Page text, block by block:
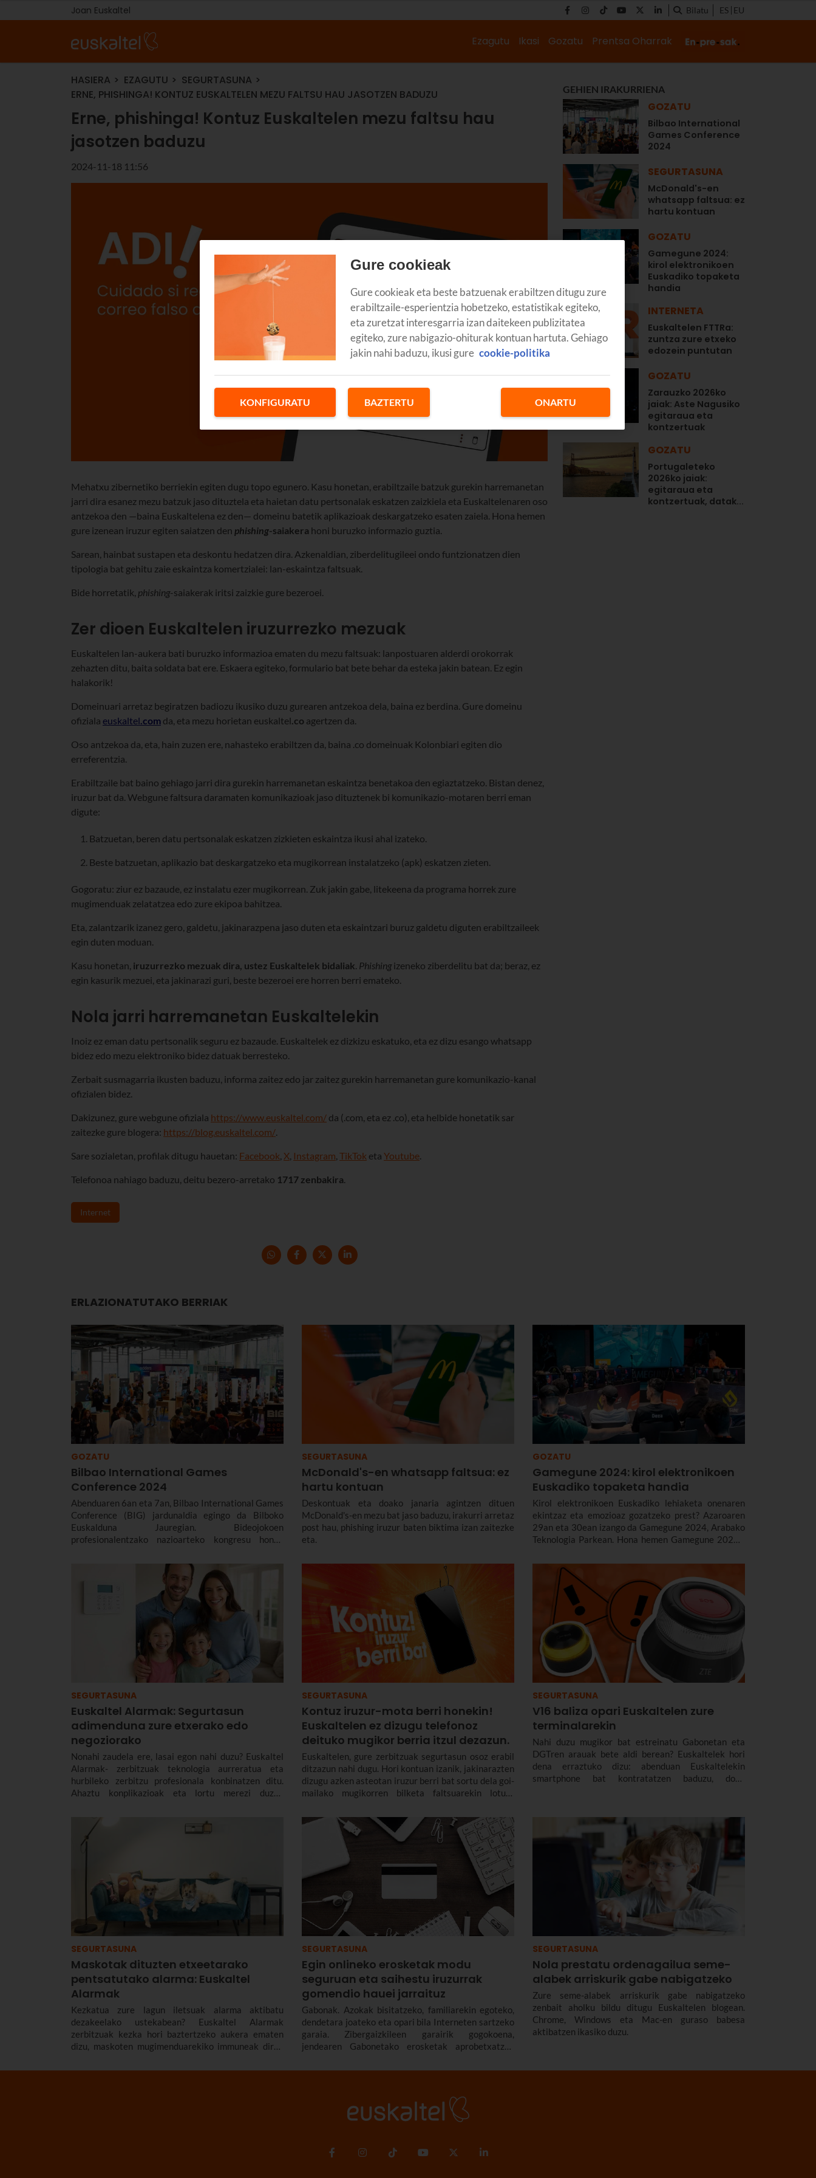
Joan Euskaltel Bilatu ES EU
Ezagutu Ikasi Gozatu Prentsa Oharrak
HASIERA EZAGUTU
SEGURTASUNA
ERNE, PHISHINGA! KONTUZ EUSKALTELEN MEZU FALTSU HAU JASOTZEN BADUZU
Erne, phishinga! Kontuz Euskaltelen mezu faltsu hau
jasotzen baduzu
2024-11-18 11:56
Mehatxu zibernetiko berriekin egiten dugu topo egunero. Kasu honetan, erabiltzaile batzuk gurekin harremanetan
jarri dira esanez mezu batzuk jaso dituztela eta haietan datu pertsonalak eskatzen zaizkiela eta Euskaltelenaren oso
antzekoa den —baina Euskaltelena ez den— domeinu batetik aplikazioak deskargatzeko esaten zaiela. Hona hemen
gure izenean iruzur egiten saiatzen den phishing-saiakera honi buruzko informazio guztia.
Sarean, hainbat sustapen eta deskontu hedatzen dira. Azkenaldian, ziberdelitugileei ondo funtzionatzen dien
tipologia bat gehitu zaie eskaintza komertzialei: lan-eskaintza faltsuak.
Bide horretatik, phishing-saiakerak iritsi zaizkie gure bezeroei.
Zer dioen Euskaltelen iruzurrezko mezuak
Euskaltelen lan-aukera bati buruzko informazioa ematen du mezu faltsuak: lanpostuaren alderdi orokorrak
zehazten ditu, baita soldata bat ere. Eskaera egiteko, formulario bat bete behar da esteka jakin batean. Ez egin
halakorik!
Domeinuari arretaz begiratzen badiozu ikusiko duzu gurearen antzekoa dela, baina ez berdina. Gure domeinu
ofiziala euskaltel.com da, eta mezu horietan euskaltel.co agertzen da.
Oso antzekoa da, eta, hain zuzen ere, nahasteko erabiltzen da, baina .co domeinuak Kolonbiari egiten dio
erreferentzia.
Erabiltzaile bat baino gehiago jarri dira gurekin harremanetan eskaintza benetakoa den egiaztatzeko. Bistan denez,
iruzur bat da. Webgune faltsura daramaten komunikazioak jaso dituztenek bi komunikazio-motaren berri eman
digute:
Batzuetan, beren datu pertsonalak eskatzen zizkieten eskaintza ikusi ahal izateko.
Beste batzuetan, aplikazio bat deskargatzeko eta mugikorrean instalatzeko (apk) eskatzen zieten.
Gogoratu: ziur ez bazaude, ez instalatu ezer mugikorrean. Zuk jakin gabe, litekeena da programa horrek zure
mugimenduak zelatatzea edo zure ekipoa bahitzea.
Eta, zalantzarik izanez gero, galdetu, jakinarazpena jaso duten eta eskaintzari buruz galdetu diguten erabiltzaileek
egin duten moduan.
Kasu honetan, iruzurrezko mezuak dira, ustez Euskaltelek bidaliak. Phishingizeneko ziberdelitu bat da; beraz, ez
egin kasurik mezuei, eta jakinarazi guri, beste bezeroei ere horren berri emateko.
Nola jarri harremanetan Euskaltelekin
Inoiz ez eman datu pertsonalik seguru ez bazaude. Euskaltelek ez dizkizu eskatuko, eta ez dizu esango whatsapp
bidez edo mezu elektroniko bidez datuak berresteko.
Zerbait susmagarria ikusten baduzu, informa zaitez edo jar zaitez gurekin harremanetan gure komunikazio-kanal
ofizialen bidez.
Dakizunez, gure webgune ofiziala https://www.euskaltel.com/ da (.com, eta ez .co), eta helbide honetatik sar
zaitezke gure blogera: https://blog.euskaltel.com/.
Sare sozialetan, profilak ditugu hauetan: Facebook, X, Instagram, TikTok eta Youtube.
Telefonoa nahiago baduzu, deitu bezero-arretako 1717 zenbakira.
Internet
GEHIEN IRAKURRIENA
GOZATU
Bilbao International
Games Conference
2024
SEGURTASUNA
McDonald's-en
whatsapp faltsua: ez
hartu kontuan
GOZATU
Gamegune 2024:
kirol elektronikoen
Euskadiko topaketa
handia
INTERNETA
Euskaltelen FTTRa:
zuntza zure etxeko
edozein puntutan
GOZATU
Zarauzko 2026ko
jaiak: Aste Nagusiko
egitaraua eta
kontzertuak
GOZATU
Portugaleteko
2026ko jaiak:
egitaraua eta
kontzertuak, datak...
ERLAZIONATUTAKO BERRIAK
GOZATU
Bilbao International Games
Conference 2024
Abenduaren 6an eta 7an, Bilbao International Games
Conference (BIG) jardunaldia egingo da Bilboko
Euskalduna Jauregian. Bideojokoen
profesionalentzako nazioarteko kongresu honek
SEGURTASUNA
McDonald's-en whatsapp faltsua: ez
hartu kontuan
Deskontuak eta doako janaria agintzen dituen
McDonald's-en mezu bat jaso baduzu, irakurri arretaz
post hau, phishing iruzur baten biktima izan zaitezke
eta.
GOZATU
Gamegune 2024: kirol elektronikoen
Euskadiko topaketa handia
Kirol elektronikoen Euskadiko lehiaketa onenaren
ekintzaz eta emozioaz gozatzeko prest? Azaroaren
29an eta 30ean izango da Gamegune 2024, Arabako
Teknologia Parkean. Hona hemen Gamegune 2024ri
SEGURTASUNA
Euskaltel Alarmak: Segurtasun
adimenduna zure etxerako edo
negoziorako
Nonahi zaudela ere, lasai egon nahi duzu? Euskaltel
Alarmak- zerbitzuak teknologia aurreratua eta
hurbileko zerbitzu profesionala konbinatzen ditu.
Ahaztu konplikazioak eta lortu merezi duzun
SEGURTASUNA
Kontuz iruzur-mota berri honekin!
Euskaltelen ez dizugu telefonoz
deituko mugikor berria itzul dezazun.
Euskaltelen, gure zerbitzuak segurtasun osoz erabil
ditzazun nahi dugu. Hori kontuan izanik, jakinarazten
dizugu azken asteotan iruzur berri bat sortu dela goi-
mailako mugikorren bilketa faltsuarekin lotuta
eta, gertatzen bazaizu, nola erreakzionatu jakitea.
SEGURTASUNA
V16 baliza opari Euskaltelen zure
terminalarekin
Nahi duzu mugikor bat estreinatu Gabonetan eta
DGTren arauak bete aldi berean? Euskaltelek hori
dena erraztuko dizu: abenduan Euskaltelekin
smartphone bat kontratatzen baduzu, doan
2026ko urtarrilaren 1etik aurrera.
SEGURTASUNA
Maskotak dituzten etxeetarako
pentsatutako alarma: Euskaltel
Alarmak
Kezkatua zure lagun iletsuak alarma aktibatu
dezakeelako ustekabean? Euskaltel Alarmak
zerbitzuak kezka hori baztertzeko aukera ematen
dizu, maskoten mugimenduarekiko immuneak diren
saihestu ditzakezu, eta sistema aktibatua eduki
SEGURTASUNA
Egin onlineko erosketak modu
seguruan eta saihestu iruzurrak
gomendio hauei jarraituz
Gabonak. Azokak bisitatzeko, familiarekin egoteko,
dendetara joateko eta opari bila Interneten sartzeko
garaia. Zibergaizkileen garairik gogokoena,
jendearen Gabonetako erosketak aprobetxatzen
SEGURTASUNA
Nola prestatu ordenagailua seme-
alabek arriskurik gabe nabigatzeko
Zure seme-alabek arriskurik gabe nabigatzeko
zenbait aholku bildu ditugu Euskaltelen blogean.
Chrome, Windows eta Mac-en guraso babesa
aktibatzen ikasiko duzu.
Gure cookieak
Gure cookieak eta beste batzuenak erabiltzen ditugu zure
erabiltzaile-esperientzia hobetzeko, estatistikak egiteko,
eta zuretzat interesgarria izan daitekeen publizitatea
egiteko, zure nabigazio-ohiturak kontuan hartuta. Gehiago
jakin nahi baduzu, ikusi gure cookie-politika
KONFIGURATU BAZTERTU ONARTU